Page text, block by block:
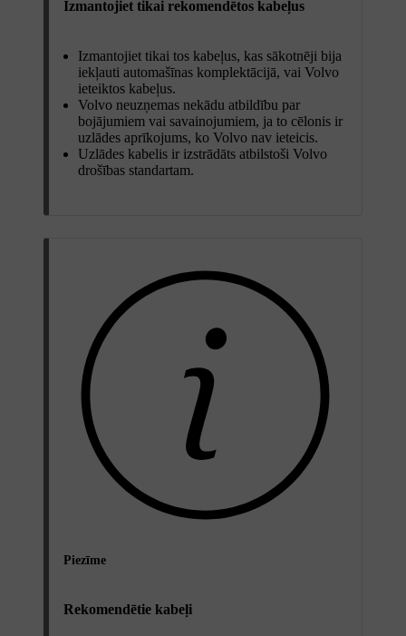
Izmantojiet tikai rekomendētos kabeļus
Izmantojiet tikai tos kabeļus, kas sākotnēji bija
iekļauti automašīnas komplektācijā, vai Volvo
ieteiktos kabeļus.
Volvo neuzņemas nekādu atbildību par
bojājumiem vai savainojumiem, ja to cēlonis ir
uzlādes aprīkojums, ko Volvo nav ieteicis.
Uzlādes kabelis ir izstrādāts atbilstoši Volvo
drošības standartam.
Piezīme
Rekomendētie kabeļi